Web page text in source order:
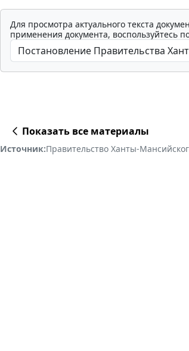
Для просмотра актуального текста
применения документа, воспользуйтесь
Показать все материалы
Источник:Правительство Ханты-